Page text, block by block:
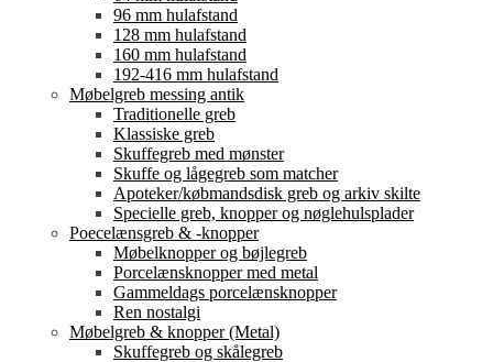
96 mm hulafstand
128 mm hulafstand
160 mm hulafstand
192-416 mm hulafstand
Møbelgreb messing antik
Traditionelle greb
Klassiske greb
Skuffegreb med mønster
Skuffe og lågegreb som matcher
Apoteker/købmandsdisk greb og arkiv skilte
Specielle greb, knopper og nøglehulsplader
Poecelænsgreb & -knopper
Møbelknopper og bøjlegreb
Porcelænsknopper med metal
Gammeldags porcelænsknopper
Ren nostalgi
Møbelgreb & knopper (Metal)
Skuffegreb og skålegreb